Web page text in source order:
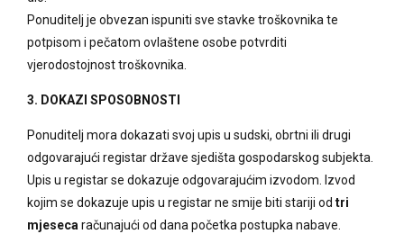
Ponuditelj je obvezan ispuniti sve stavke troškovnika te
potpisom i pečatom ovlaštene osobe potvrditi
vjerodostojnost troškovnika.
3. DOKAZI SPOSOBNOSTI
Ponuditelj mora dokazati svoj upis u sudski, obrtni ili drugi
odgovarajući registar države sjedišta gospodarskog subjekta.
Upis u registar se dokazuje odgovarajućim izvodom. Izvod
kojim se dokazuje upis u registar ne smije biti stariji od tri
mjesecaračunajući od dana početka postupka nabave.